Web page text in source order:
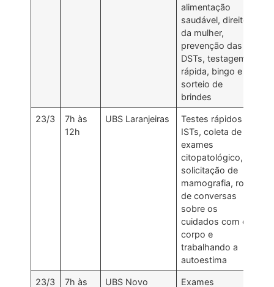
alimentação
saudável, direito
da mulher,
prevenção das
DSTs, testagem
rápida, bingo e
sorteio de
brindes
23/3
7h às
12h
UBS Laranjeiras
Testes rápidos
ISTs, coleta de
exames
citopatológico,
solicitação de
mamografia, roda
de conversas
sobre os
cuidados com o
corpo e
trabalhando a
autoestima
23/3 7h às UBS Novo Exames